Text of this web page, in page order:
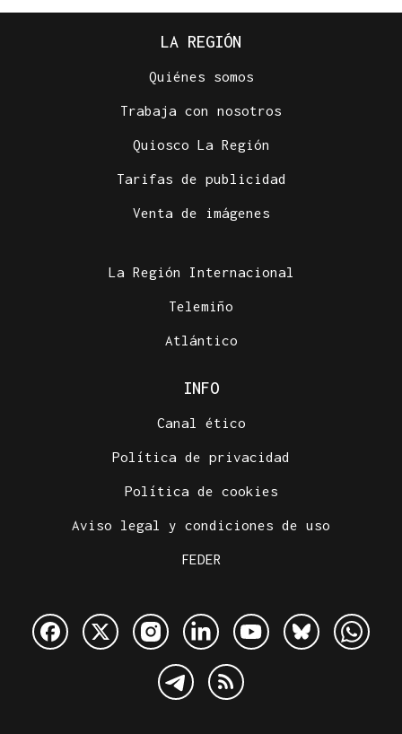
LA REGIÓN
Quiénes somos
Trabaja con nosotros
Quiosco La Región
Tarifas de publicidad
Venta de imágenes
La Región Internacional
Telemiño
Atlántico
INFO
Canal ético
Política de privacidad
Política de cookies
Aviso legal y condiciones de uso
FEDER